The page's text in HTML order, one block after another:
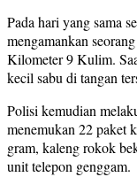
Pada hari yang sama
mengamankan
Kilometer 9 Kulim.
kecil sabu di tangan
Polisi kemudian
menemukan 22 paket
gram, kaleng rokok
unit telepon genggam.